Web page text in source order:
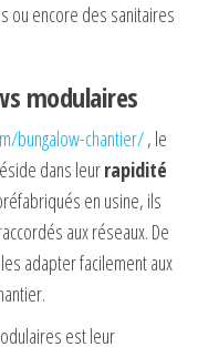
ou encore des sanitaires
modulaires
bungalow-chantier/, le
dans leurrapidité
en usine, ils
aux réseaux. De
adapter facilement aux
est leur